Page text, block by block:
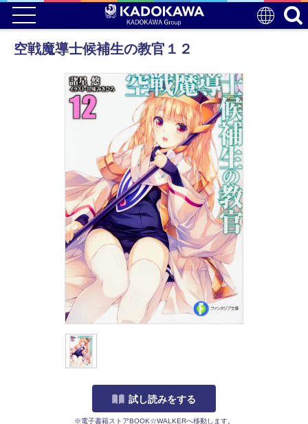
空戦魔導士候補生の教官１２
試し読みをする
※電子書籍ストアBOOK☆WALKERへ移動します。